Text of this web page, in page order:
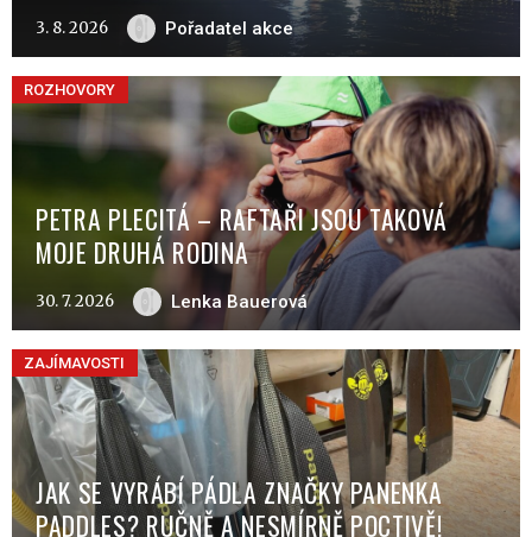
3. 8. 2026 Pořadatel akce
ROZHOVORY
PETRA PLECITÁ – RAFTAŘI JSOU TAKOVÁ
MOJE DRUHÁ RODINA
30. 7. 2026 Lenka Bauerová
ZAJÍMAVOSTI
JAK SE VYRÁBÍ PÁDLA ZNAČKY PANENKA
PADDLES? RUČNĚ A NESMÍRNĚ POCTIVĚ!